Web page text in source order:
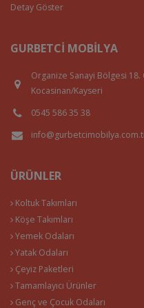
Detay Göster
GURBETCI MOBILYA
Organize Sanayi Bölgesi
Kocasinan/Kayseri
0545 586 35 38
ÜRÜNLER
Koltuk Takımları
Köşe Takımları
Yemek Odaları
Yatak Odaları
Çeyiz Paketleri
Tamamlayıcı Ürünler
Genç ve Çocuk Odaları